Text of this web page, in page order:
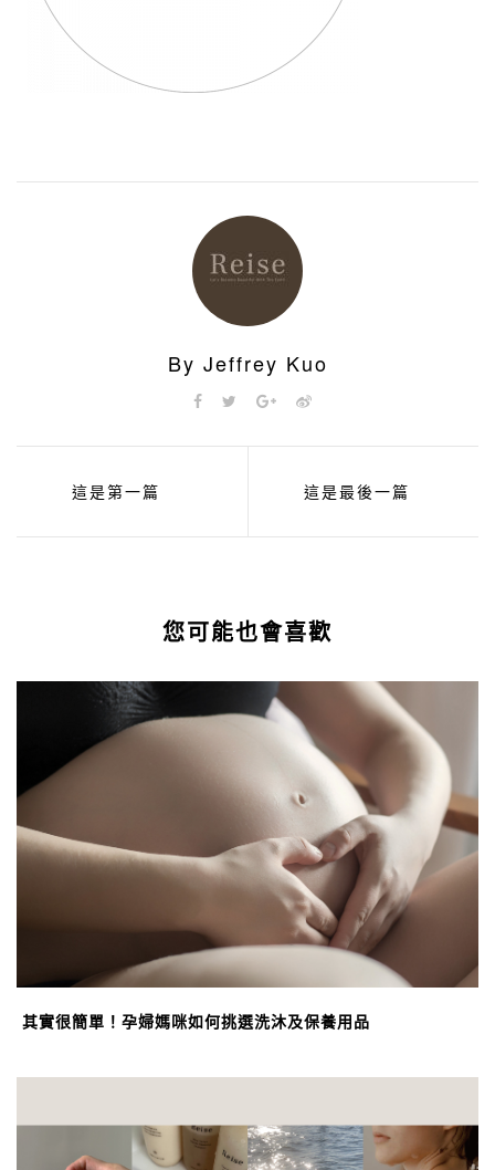
By Jeffrey Kuo
這是第一篇 這是最後一篇
您可能也會喜歡
其實很簡單！孕婦媽咪如何挑選洗沐及保養用品